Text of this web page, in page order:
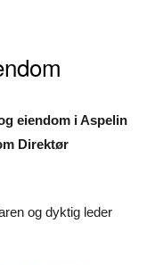
eiendom i Aspelin
Direktør
og dyktig leder